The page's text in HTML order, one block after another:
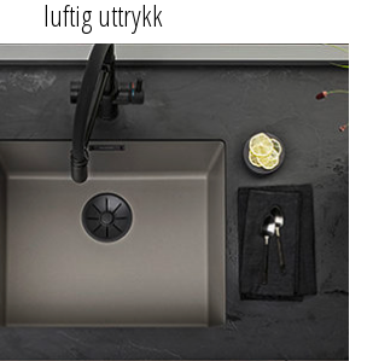
luftig uttrykk